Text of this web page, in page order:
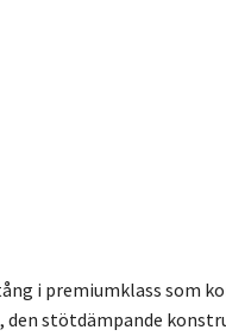
i premiumklass som
stötdämpande